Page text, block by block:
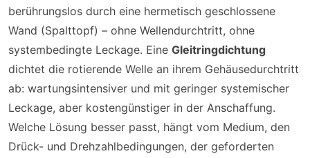
berührungslos durch eine hermetisch geschlossene
Wand (Spalttopf) – ohne Wellendurchtritt, ohne
systembedingte Leckage. Eine Gleitringdichtung
dichtet die rotierende Welle an ihrem Gehäusedurchtritt
ab: wartungsintensiver und mit geringer systemischer
Leckage, aber kostengünstiger in der Anschaffung.
Welche Lösung besser passt, hängt vom Medium, den
Drück- und Drehzahlbedingungen, der geforderten